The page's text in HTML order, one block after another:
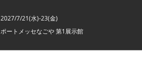
2027/7/21(水)-23(金)
ポートメッセなごや 第1展示館